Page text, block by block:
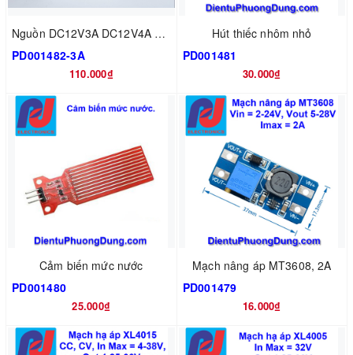
Nguồn DC12V3A DC12V4A 5A DC5.5x2.5mm
PD001482-3A
110.000₫
Hút thiếc nhôm nhỏ
PD001481
30.000₫
Cảm biến mức nước
PD001480
25.000₫
Mạch nâng áp MT3608, 2A
PD001479
16.000₫